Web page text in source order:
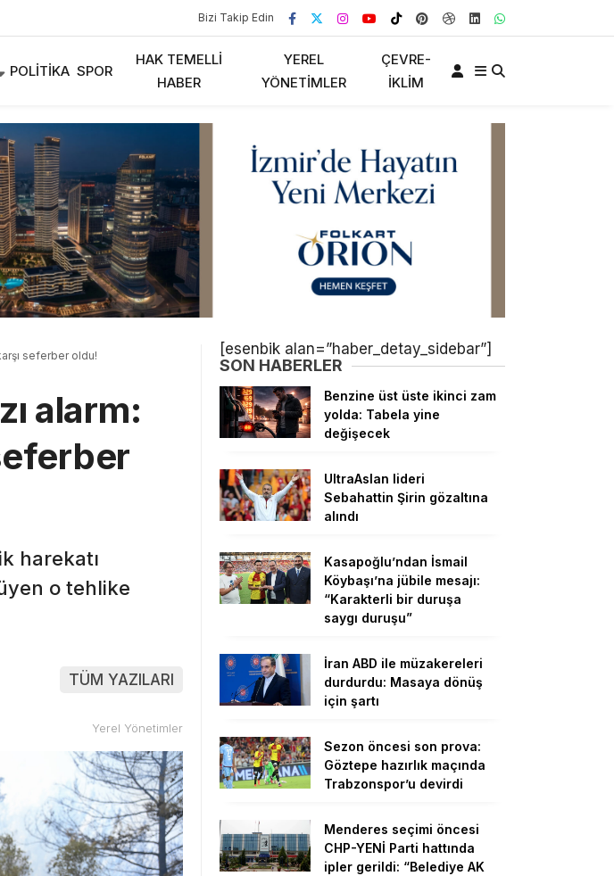
Bizi Takip Edin
POLITIKA SPOR
HAK TEMELLI
HABER
YEREL
YÖNETIMLER
ÇEVRE-
İKLIM
seferber oldu!
alarm:
harekatı
o tehlike
TÜM YAZILARI
Yerel Yönetimler
[esenbik alan=”haber_detay_sidebar”]
SON HABERLER
Benzine üst üste ikinci zam
yolda: Tabela yine
değişecek
UltraAslan lideri
Sebahattin Şirin gözaltına
alındı
Kasapoğlu’ndan İsmail
Köybaşı’na jübile mesajı:
“Karakterli bir duruşa
saygı duruşu”
İran ABD ile müzakereleri
durdurdu: Masaya dönüş
için şartı
Sezon öncesi son prova:
Göztepe hazırlık maçında
Trabzonspor’u devirdi
Menderes seçimi öncesi
CHP-YENİ Parti hattında
ipler gerildi: “Belediye AK